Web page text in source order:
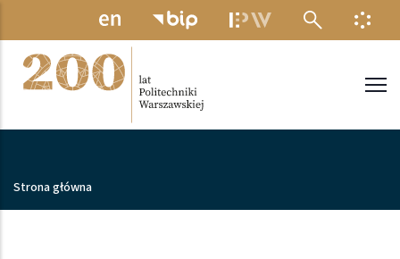
Przejdź do treści
MENU
Ścieżka nawigacyjna
Strona główna